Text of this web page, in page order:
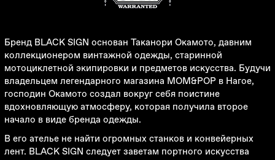
Бренд BLACK SIGN основан Таканори Окамото, давним
коллекционером винтажной одежды, старинной
мотоциклетной экипировки и предметов искусства. Будучи
владельцем легендарного магазина MOM&POP в Нагое,
господин Окамото создал вокруг себя поистине
вдохновляющую атмосферу, которая получила второе
начало в виде бренда одежды.
В его ателье не найти огромных станков и конвейерных
лент. BLACK SIGN следует заветам портного искусства